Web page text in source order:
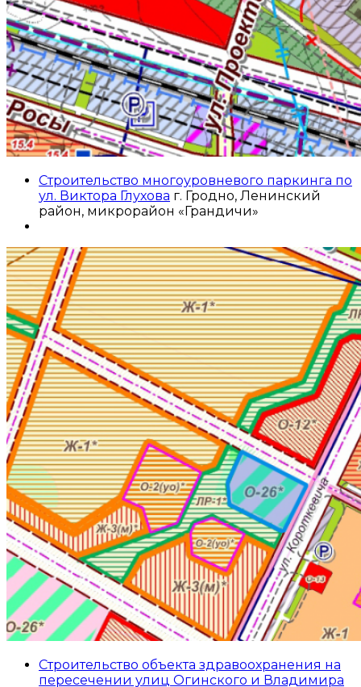
Строительство многоуровневого паркинга по
ул. Виктора Глухова г. Гродно, Ленинский
район, микрорайон «Грандичи»
Строительство объекта здравоохранения на
пересечении улиц Огинского и Владимира